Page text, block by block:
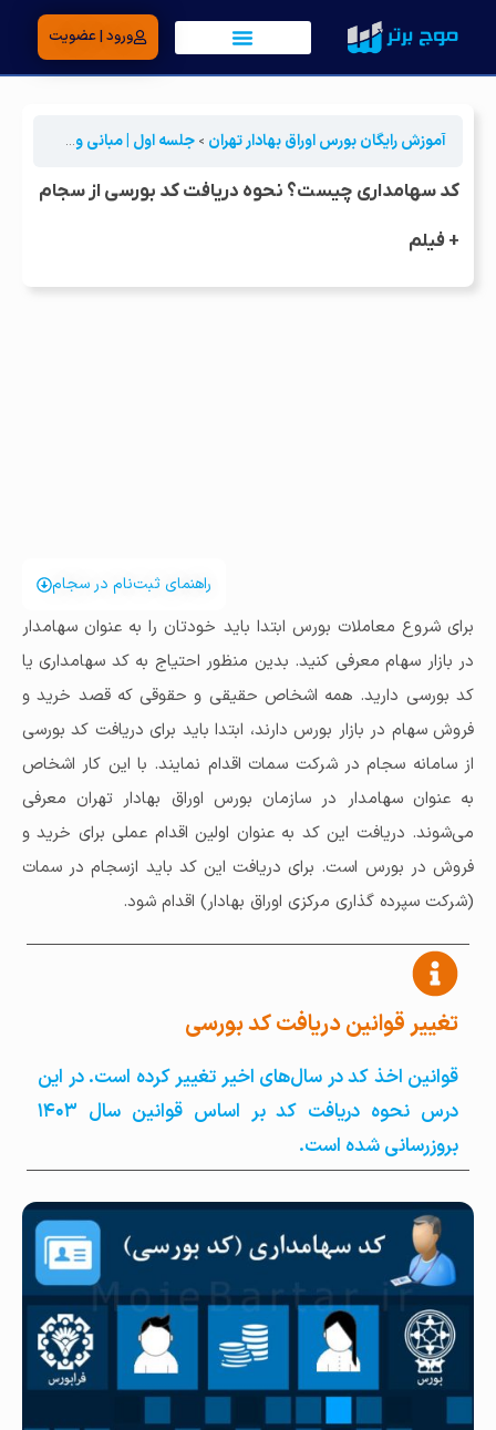
ورود | عضویت
آموزش رایگان بورس اوراق بهادار تهران جلسه اول | مبانی ورود به بورس
کد سهامداری چیست؟ نحوه دریافت کد بورسی از سجام
+ فیلم
راهنمای ثبت‌نام در سجام
برای شروع معاملات بورس ابتدا باید خودتان را به عنوان سهامدار
در بازار سهام معرفی کنید. بدین منظور احتیاج به کد سهامداری یا
کد بورسی دارید. همه اشخاص حقیقی و حقوقی که قصد خرید و
فروش سهام در بازار بورس دارند، ابتدا باید برای دریافت کد بورسی
از سامانه سجام در شرکت سمات اقدام نمایند. با این کار اشخاص
به عنوان سهامدار در سازمان بورس اوراق بهادار تهران معرفی
می‌شوند. دریافت این کد به عنوان اولین اقدام عملی برای خرید و
فروش در بورس است. برای دریافت این کد باید ازسجام در سمات
(شرکت سپرده گذاری مرکزی اوراق بهادار) اقدام شود.
تغییر قوانین دریافت کد بورسی
قوانین اخذ کد در سال‌های اخیر تغییر کرده است. در این
درس نحوه دریافت کد بر اساس قوانین سال ۱۴۰۳
بروزرسانی شده است.